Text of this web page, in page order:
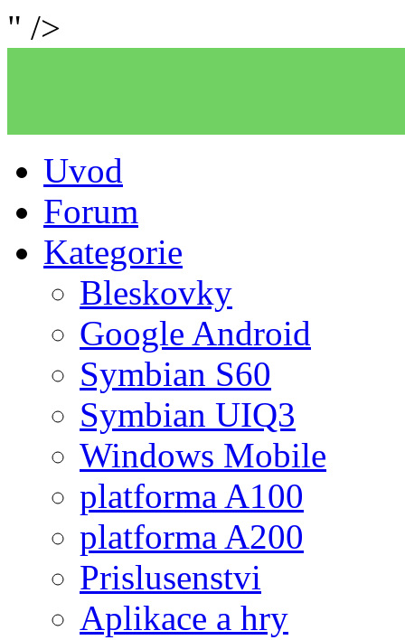
" />
Uvod
Forum
Kategorie
Bleskovky
Google Android
Symbian S60
Symbian UIQ3
Windows Mobile
platforma A100
platforma A200
Prislusenstvi
Aplikace a hry